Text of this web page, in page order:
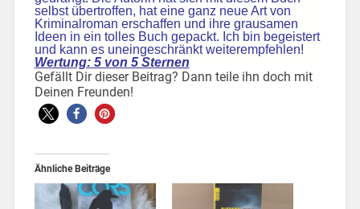
selbst übertroffen, hat eine ganz neue Art von
Kriminalroman erschaffen und ihre grausamen
Ideen in ein tolles Buch gepackt. Ich bin begeistert
und kann es uneingeschränkt weiterempfehlen!
Wertung: 5 von 5 Sternen
Gefällt Dir dieser Beitrag? Dann teile ihn doch mit
Deinen Freunden!
Ähnliche Beiträge